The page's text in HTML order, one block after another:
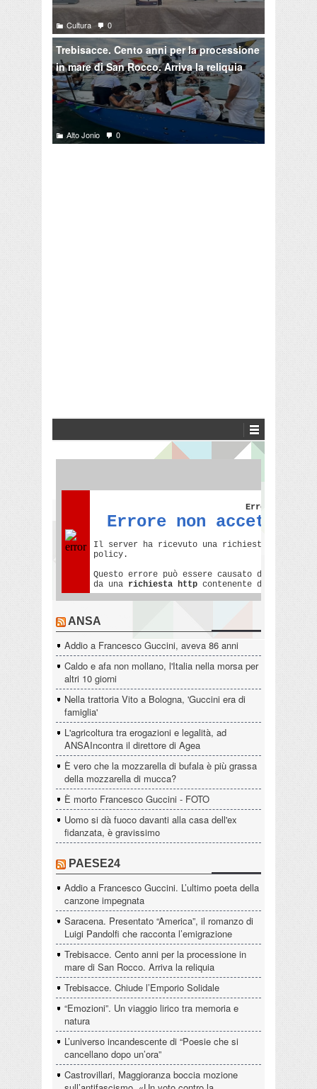
Cultura 0
Trebisacce. Cento anni per la processione
in mare di San Rocco. Arriva la reliquia
Alto Jonio 0
ANSA
Addio a Francesco Guccini, aveva 86 anni
Caldo e afa non mollano, l'Italia nella morsa per
altri 10 giorni
Nella trattoria Vito a Bologna, 'Guccini era di
famiglia'
L'agricoltura tra erogazioni e legalità, ad
ANSAIncontra il direttore di Agea
È vero che la mozzarella di bufala è più grassa
della mozzarella di mucca?
È morto Francesco Guccini - FOTO
Uomo si dà fuoco davanti alla casa dell'ex
fidanzata, è gravissimo
PAESE24
Addio a Francesco Guccini. L’ultimo poeta della
canzone impegnata
Saracena. Presentato “America”, il romanzo di
Luigi Pandolfi che racconta l’emigrazione
Trebisacce. Cento anni per la processione in
mare di San Rocco. Arriva la reliquia
Trebisacce. Chiude l’Emporio Solidale
“Emozioni”. Un viaggio lirico tra memoria e
natura
L’universo incandescente di “Poesie che si
cancellano dopo un’ora”
Castrovillari, Maggioranza boccia mozione